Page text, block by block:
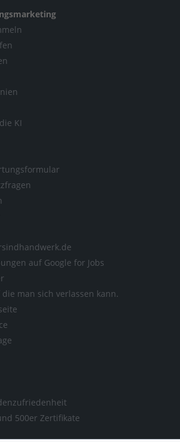
Telekommunikation /
und Gebäudetechnik
Klima
und Gebäudetechnik
und Gebäudetechnik
KI
auf Google for Jobs
man sich verlassen kann.
500er Zertifikate